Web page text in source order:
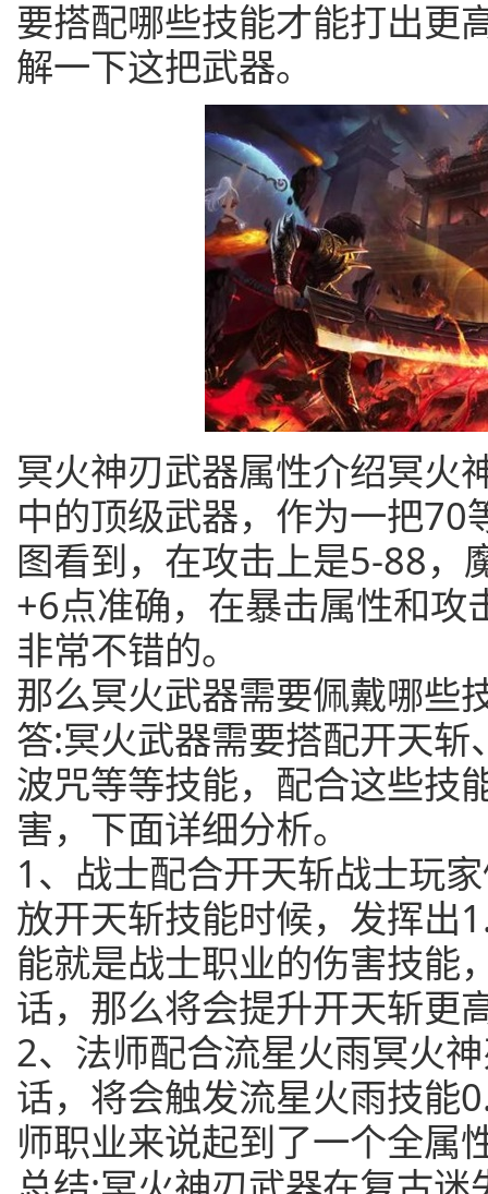
要搭配哪些技能才能打出更
解一下这把武器。
冥火神刃武器属性介绍冥火
中的顶级武器，作为一把70
图看到，在攻击上是5-88，
+6点准确，在暴击属性和攻
非常不错的。
那么冥火武器需要佩戴哪些
答:冥火武器需要搭配开天
波咒等等技能，配合这些技
害，下面详细分析。
1、战士配合开天斩战士玩
放开天斩技能时候，发挥出
能就是战士职业的伤害技能
话，那么将会提升开天斩更
2、法师配合流星火雨冥火
话，将会触发流星火雨技能
师职业来说起到了一个全属